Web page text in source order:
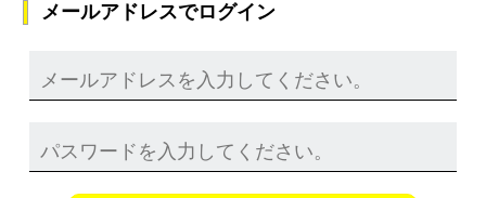
メールアドレスでログイン